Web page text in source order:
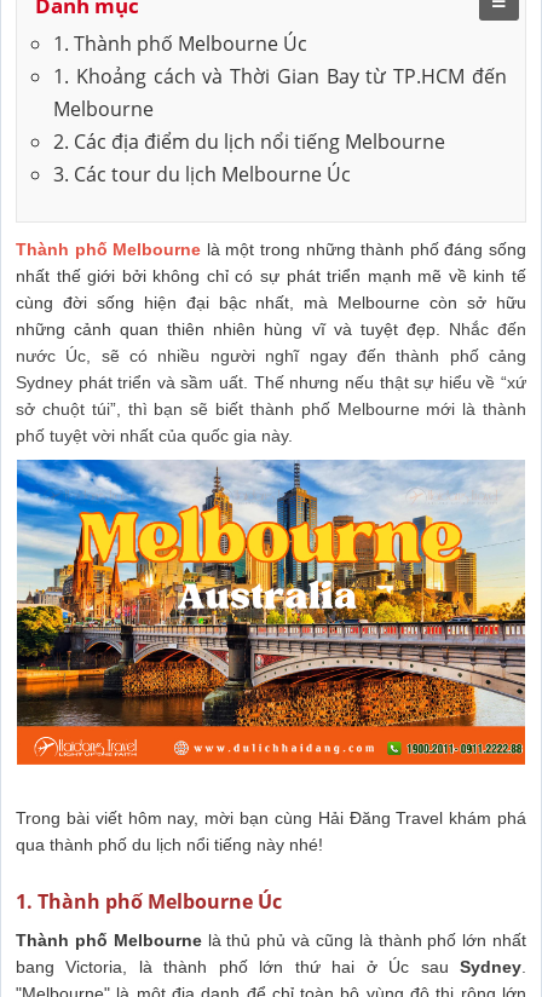
1. Thành phố Melbourne Úc
1. Khoảng cách và Thời Gian Bay từ TP.HCM đến
Melbourne
2. Các địa điểm du lịch nổi tiếng Melbourne
3. Các tour du lịch Melbourne Úc
Thành phố Melbourne là một trong những thành phố đáng sống
nhất thế giới bởi không chỉ có sự phát triển mạnh mẽ về kinh tế
cùng đời sống hiện đại bậc nhất, mà Melbourne còn sở hữu
những cảnh quan thiên nhiên hùng vĩ và tuyệt đẹp. Nhắc đến
nước Úc, sẽ có nhiều người nghĩ ngay đến thành phố cảng
Sydney phát triển và sầm uất. Thế nhưng nếu thật sự hiểu về “xứ
sở chuột túi”, thì bạn sẽ biết thành phố Melbourne mới là thành
phố tuyệt vời nhất của quốc gia này.
Trong bài viết hôm nay, mời bạn cùng Hải Đăng Travel khám phá
qua thành phố du lịch nổi tiếng này nhé!
1. Thành phố Melbourne Úc
Thành phố Melbournelà thủ phủ và cũng là thành phố lớn nhất
bang Victoria, là thành phố lớn thứ hai ở Úc sau Sydney
"Melbourne" là một địa danh để chỉ toàn bộ vùng đô thị rộng lớn